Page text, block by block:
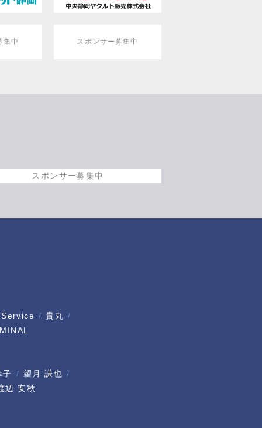
集中 スポンサー募集中
スポンサー募集中
貴丸
子
望月 謙也
辺 安秋